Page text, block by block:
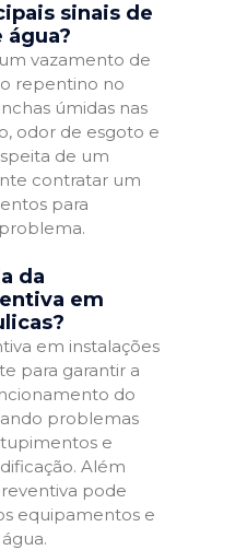
sinais de
água?
vazamento de
repentino no
úmidas nas
odor de esgoto e
de um
contratar um
para
da
em
em instalações
para garantir a
do
problemas
e
Além
pode
equipamentos e